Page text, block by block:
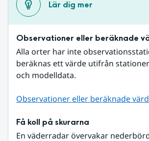
Lär dig mer
Observationer eller beräknade
Alla orter har inte
beräknas ett värde utifrån
och modelldata.
Observationer eller beräknade
Få koll på skurarna
En väderradar övervakar